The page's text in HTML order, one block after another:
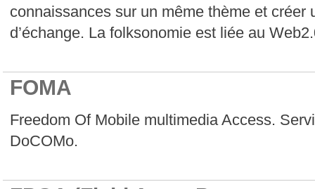
connaissances sur un même thème et créer
d’échange. La folksonomie est liée au
FOMA
Freedom Of Mobile multimedia Access.
DoCOMo.